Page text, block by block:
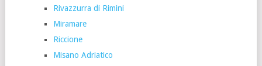
Rivazzurra di Rimini
Miramare
Riccione
Misano Adriatico